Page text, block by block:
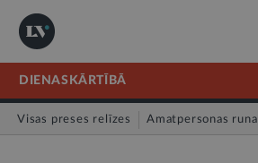
DIENASKĀRTĪBĀ
Visas preses relīzes Amatpersonas runa